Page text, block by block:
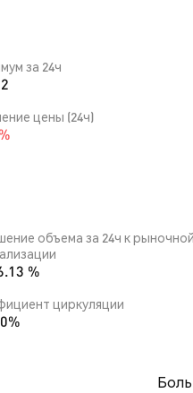
за 24ч
цены (24ч)
объема за 24ч к
%
циркуляции